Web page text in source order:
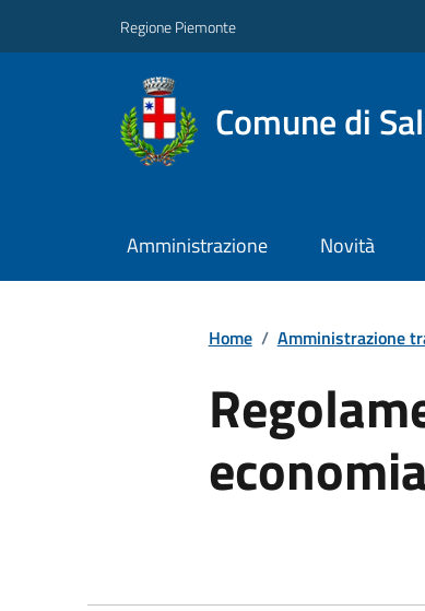
Regione Piemonte
Comune di
Amministrazione Novità
Home / Amministrazione
economia